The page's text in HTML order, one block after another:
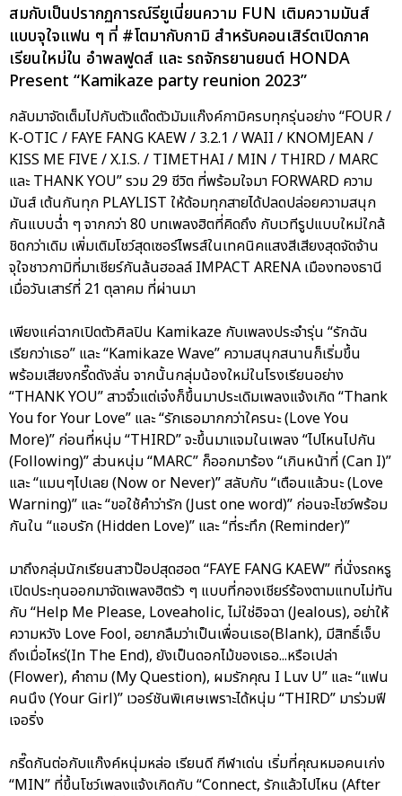
สมกับเป็นปรากฏการณ์รียูเนี่ยนความ FUN เติมความมันส์
แบบจุใจแฟน ๆ ที่ #โตมากับกามิ สำหรับคอนเสิร์ตเปิดภาค
เรียนใหม่ใน อำพลฟูดส์ และ รถจักรยานยนต์ HONDA
Present “Kamikaze party reunion 2023”
กลับมาจัดเต็มไปกับตัวแด๊ดตัวมัมแก๊งค์กามิครบทุกรุ่นอย่าง “FOUR /
K-OTIC / FAYE FANG KAEW / 3.2.1 / WAII / KNOMJEAN /
KISS ME FIVE / X.I.S. / TIMETHAI / MIN / THIRD / MARC
และ THANK YOU” รวม 29 ชีวิต ที่พร้อมใจมา FORWARD ความ
มันส์ เต้นกันทุก PLAYLIST ให้ด้อมทุกสายได้ปลดปล่อยความสนุก
กันแบบฉ่ำ ๆ จากกว่า 80 บทเพลงฮิตที่คิดถึง กับเวทีรูปแบบใหม่ใกล้
ชิดกว่าเดิม เพิ่มเติมโชว์สุดเซอร์ไพรส์ในเทคนิคแสงสีเสียงสุดจัดจ้าน
จุใจชาวกามิที่มาเชียร์กันล้นฮอลล์ IMPACT ARENA เมืองทองธานี
เมื่อวันเสาร์ที่ 21 ตุลาคม ที่ผ่านมา
เพียงแค่ฉากเปิดตัวศิลปิน Kamikaze กับเพลงประจำรุ่น “รักฉัน
เรียกว่าเธอ” และ “Kamikaze Wave” ความสนุกสนานก็เริ่มขึ้น
พร้อมเสียงกรี๊ดดังลั่น จากนั้นกลุ่มน้องใหม่ในโรงเรียนอย่าง
“THANK YOU” สาวจิ๋วแต่เจ๋งก็ขึ้นมาประเดิมเพลงแจ้งเกิด “Thank
You for Your Love” และ “รักเธอมากกว่าใครนะ (Love You
More)” ก่อนที่หนุ่ม “THIRD” จะขึ้นมาแจมในเพลง “ไปไหนไปกัน
(Following)” ส่วนหนุ่ม “MARC” ก็ออกมาร้อง “เกินหน้าที่ (Can I)”
และ “แมนๆไปเลย (Now or Never)” สลับกับ “เตือนแล้วนะ (Love
Warning)” และ “ขอใช้คำว่ารัก (Just one word)” ก่อนจะโชว์พร้อม
กันใน “แอบรัก (Hidden Love)” และ “ที่ระทึก (Reminder)”
มาถึงกลุ่มนักเรียนสาวป๊อปสุดฮอต “FAYE FANG KAEW” ที่นั่งรถหรู
เปิดประทุนออกมาจัดเพลงฮิตรัว ๆ แบบที่กองเชียร์ร้องตามแทบไม่ทัน
กับ “Help Me Please, Loveaholic, ไม่ใช่อิจฉา (Jealous), อย่าให้
ความหวัง Love Fool, อยากลืมว่าเป็นเพื่อนเธอ(Blank), มีสิทธิ์เจ็บ
ถึงเมื่อไหร่(In The End), ยังเป็นดอกไม้ของเธอ...หรือเปล่า
(Flower), คำถาม (My Question), ผมรักคุณ I Luv U” และ “แฟน
คนนึง (Your Girl)” เวอร์ชันพิเศษเพราะได้หนุ่ม “THIRD” มาร่วมฟี
เจอริ่ง
กรี๊ดกันต่อกับแก๊งค์หนุ่มหล่อ เรียนดี กีฬาเด่น เริ่มที่คุณหมอคนเก่ง
“MIN” ที่ขึ้นโชว์เพลงแจ้งเกิดกับ “Connect, รักแล้วไปไหน (After